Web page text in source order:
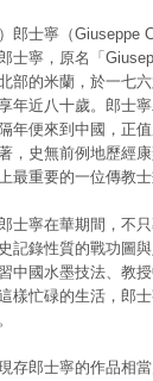
）郎士寧（Giuseppe
寧，原名「
部的米蘭，於一七
年近八十歲。郎士
年便來到中國，正
，史無前例地歷經
最重要的一位傳教士
寧在華期間，不只
記錄性質的戰功圖
中國水墨技法、教
樣忙碌的生活，郎
郎士寧的作品相當